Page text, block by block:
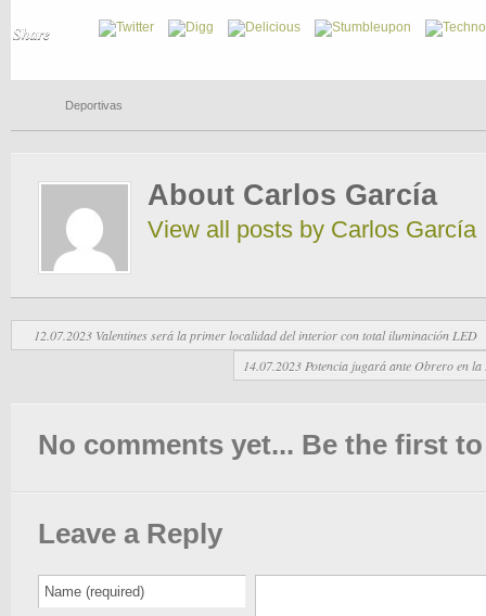
Share
Deportivas
About Carlos García
View all posts by Carlos García
12.07.2023 Valentines será la primer localidad del interior con total iluminación LED
14.07.2023 Potencia jugará ante Obrero en
No comments yet... Be the first
Leave a Reply